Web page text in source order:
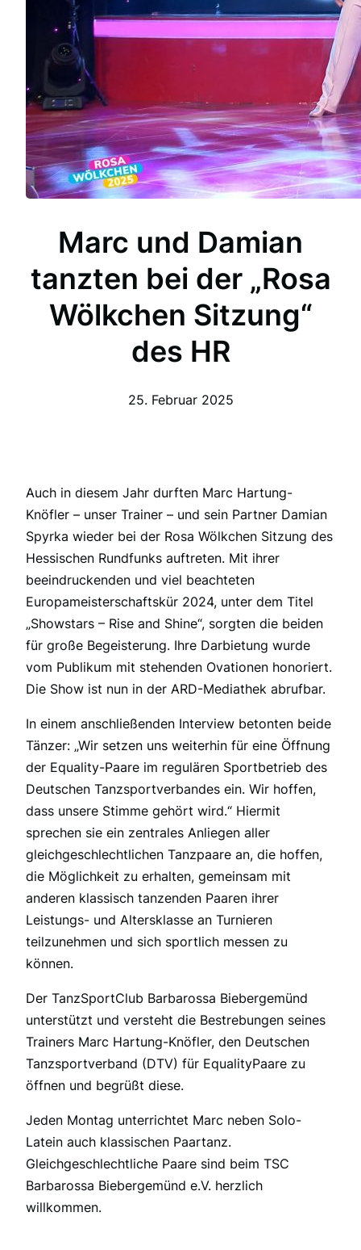
Marc und Damian
tanzten bei der „Rosa
Wölkchen Sitzung“
des HR
25. Februar 2025
Auch in diesem Jahr durften Marc Hartung-
Knöfler – unser Trainer – und sein Partner Damian
Spyrka wieder bei der Rosa Wölkchen Sitzung des
Hessischen Rundfunks auftreten. Mit ihrer
beeindruckenden und viel beachteten
Europameisterschaftskür 2024, unter dem Titel
„Showstars – Rise and Shine“, sorgten die beiden
für große Begeisterung. Ihre Darbietung wurde
vom Publikum mit stehenden Ovationen honoriert.
Die Show ist nun in der ARD-Mediathek abrufbar.
In einem anschließenden Interview betonten beide
Tänzer: „Wir setzen uns weiterhin für eine Öffnung
der Equality-Paare im regulären Sportbetrieb des
Deutschen Tanzsportverbandes ein. Wir hoffen,
dass unsere Stimme gehört wird.“ Hiermit
sprechen sie ein zentrales Anliegen aller
gleichgeschlechtlichen Tanzpaare an, die hoffen,
die Möglichkeit zu erhalten, gemeinsam mit
anderen klassisch tanzenden Paaren ihrer
Leistungs- und Altersklasse an Turnieren
teilzunehmen und sich sportlich messen zu
können.
Der TanzSportClub Barbarossa Biebergemünd
unterstützt und versteht die Bestrebungen seines
Trainers Marc Hartung-Knöfler, den Deutschen
Tanzsportverband (DTV) für EqualityPaare zu
öffnen und begrüßt diese.
Jeden Montag unterrichtet Marc neben Solo-
Latein auch klassischen Paartanz.
Gleichgeschlechtliche Paare sind beim TSC
Barbarossa Biebergemünd e.V. herzlich
willkommen.